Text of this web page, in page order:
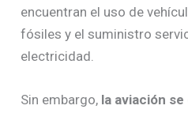
encuentran el uso de
fósiles y el suministro
electricidad.
Sin embargo, la aviación